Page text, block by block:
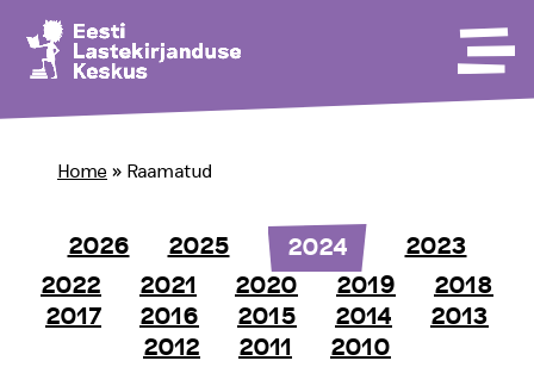
Home » Raamatud
2026 2025 2024
2023
2022
2021 2020 2019
2018
2017
2016 2015 2014
2013
2012
2011 2010